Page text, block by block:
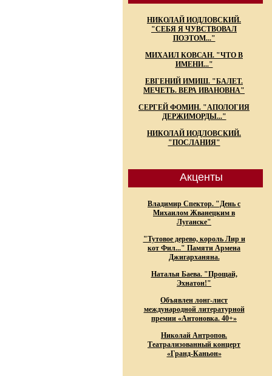
НИКОЛАЙ ИОДЛОВСКИЙ.
"СЕБЯ Я ЧУВСТВОВАЛ
ПОЭТОМ..."
МИХАИЛ КОВСАН. "ЧТО В
ИМЕНИ..."
ЕВГЕНИЙ ИМИШ. "БАЛЕТ.
МЕЧЕТЬ. ВЕРА ИВАНОВНА"
СЕРГЕЙ ФОМИН. "АПОЛОГИЯ
ДЕРЖИМОРДЫ..."
НИКОЛАЙ ИОДЛОВСКИЙ.
"ПОСЛАНИЯ"
Акценты
Владимир Спектор. "День с
Михаилом Жванецким в
Луганске"
"Тутовое дерево, король Лир и
кот Фил..." Памяти Армена
Джигарханяна.
Наталья Баева. "Прощай,
Эхнатон!"
Объявлен лонг-лист
международной литературной
премии «Антоновка. 40+»
Николай Антропов.
Театрализованный концерт
«Гранд-Каньон»